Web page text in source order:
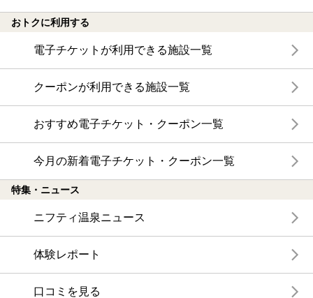
おトクに利用する
電子チケットが利用できる施設一覧
クーポンが利用できる施設一覧
おすすめ電子チケット・クーポン一覧
今月の新着電子チケット・クーポン一覧
特集・ニュース
ニフティ温泉ニュース
体験レポート
口コミを見る